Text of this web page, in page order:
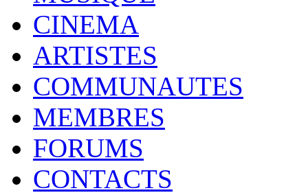
CINEMA
ARTISTES
COMMUNAUTES
MEMBRES
FORUMS
CONTACTS